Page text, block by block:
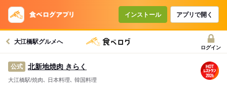
インストール アプリで開く
大江橋駅グルメへ
ログイン
公式 北新地焼肉 きらく
大江橋駅/焼肉､ 日本料理､ 韓国料理